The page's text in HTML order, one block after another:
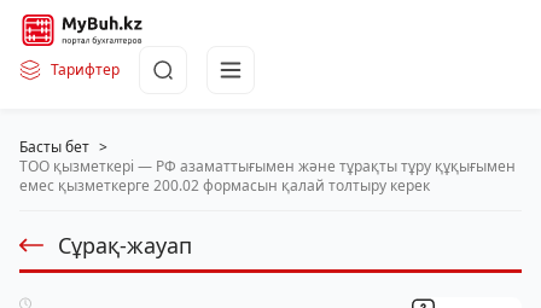
Тарифтер
Басты бет >
ТОО қызметкері — РФ азаматтығымен және тұрақты тұру құқығымен
емес қызметкерге 200.02 формасын қалай толтыру керек
Сұрақ-жауап